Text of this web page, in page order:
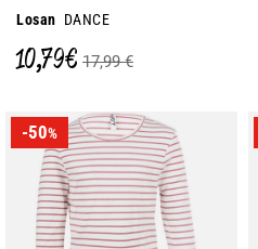
Losan DANCE
10,79 € 17,99 €
-50%